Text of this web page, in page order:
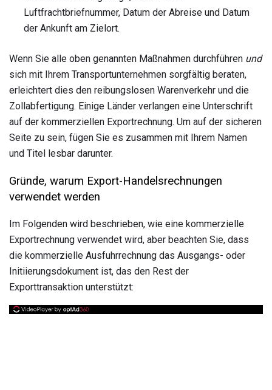
Luftfrachtbriefnummer, Datum der Abreise und Datum
der Ankunft am Zielort.
Wenn Sie alle oben genannten Maßnahmen durchführen und
sich mit Ihrem Transportunternehmen sorgfältig beraten,
erleichtert dies den reibungslosen Warenverkehr und die
Zollabfertigung. Einige Länder verlangen eine Unterschrift
auf der kommerziellen Exportrechnung. Um auf der sicheren
Seite zu sein, fügen Sie es zusammen mit Ihrem Namen
und Titel lesbar darunter.
Gründe, warum Export-Handelsrechnungen
verwendet werden
Im Folgenden wird beschrieben, wie eine kommerzielle
Exportrechnung verwendet wird, aber beachten Sie, dass
die kommerzielle Ausfuhrrechnung das Ausgangs- oder
Initiierungsdokument ist, das den Rest der
Exporttransaktion unterstützt: